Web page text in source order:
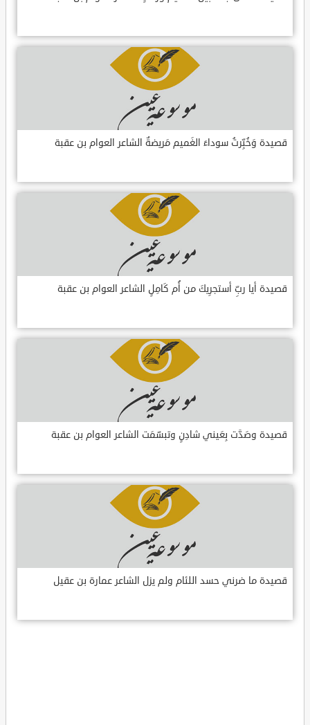
قصيدة وَخُبِّرتُ سوداءَ الغَميم مَريضةٌ الشاعر العوام بن عقبة
قصيدة أيا ربِّ أستجرِيكَ من أُم كَامِلٍ الشاعر العوام بن عقبة
قصيدة وصَدَّت بِعَيني شادِنٍ وتبسّمَت الشاعر العوام بن عقبة
قصيدة ما ضرني حسد اللئام ولم يزل الشاعر عمارة بن عقيل